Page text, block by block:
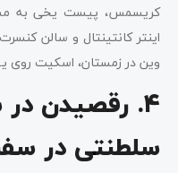
کریسمس، پیست یخی به
اینتر کانتینتال و سالن
وین در زمستان، اسکیت روی
۴. رقصیدن
سلطنتی در